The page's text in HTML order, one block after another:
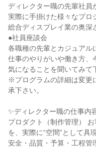
ディレクター職の先輩社員
実際に手掛けた様々なプロ
総合ディスプレイ業の奥深
●社員座談会
各職種の先輩とカジュアル
仕事のやりがいや働き方、
気になることを聞いてみて
※プログラムの詳細は変更
承下さい。
✨ディレクター職の仕事内
プロダクト（制作管理）
を、実際に“空間”として具
安全・品質・予算・工程管